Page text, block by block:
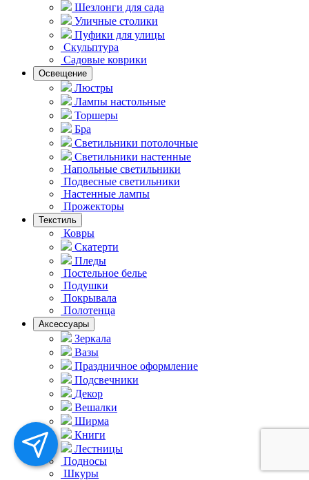
Шезлонги для сада
Уличные столики
Пуфики для улицы
Скульптура
Садовые коврики
Освещение
Люстры
Лампы настольные
Торшеры
Бра
Светильники потолочные
Светильники настенные
Напольные светильники
Подвесные светильники
Hастенные лампы
Прожекторы
Текстиль
Ковры
Скатерти
Пледы
Постельное белье
Подушки
Покрывала
Полотенца
Аксессуары
Зеркала
Вазы
Праздничное оформление
Подсвечники
Декор
Вешалки
Ширма
Книги
Лестницы
Подносы
Шкуры